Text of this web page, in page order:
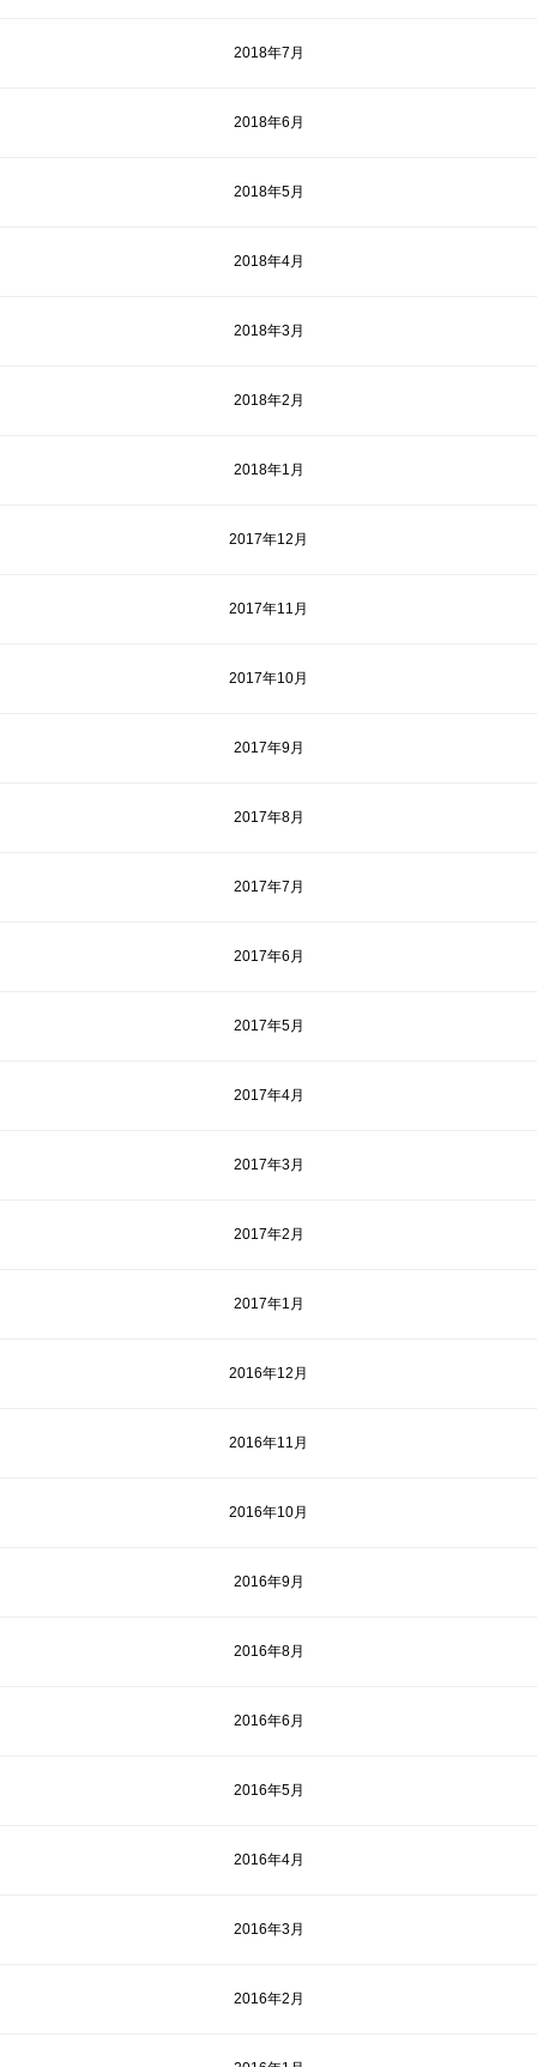
2018年7月
2018年6月
2018年5月
2018年4月
2018年3月
2018年2月
2018年1月
2017年12月
2017年11月
2017年10月
2017年9月
2017年8月
2017年7月
2017年6月
2017年5月
2017年4月
2017年3月
2017年2月
2017年1月
2016年12月
2016年11月
2016年10月
2016年9月
2016年8月
2016年6月
2016年5月
2016年4月
2016年3月
2016年2月